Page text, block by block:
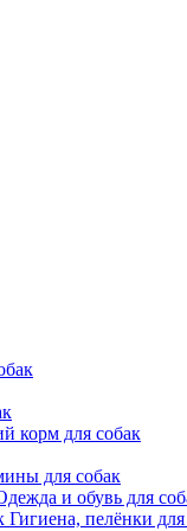
корм для собак
для собак
и обувь для
Гигиена, пелёнки для